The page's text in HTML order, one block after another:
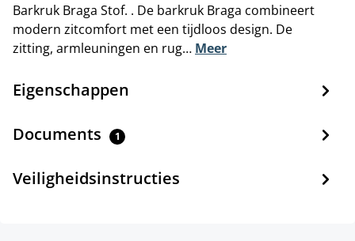
Barkruk Braga Stof. . De barkruk Braga combineert
modern zitcomfort met een tijdloos design. De
zitting, armleuningen en rug… Meer
Eigenschappen
Documents 1
Veiligheidsinstructies